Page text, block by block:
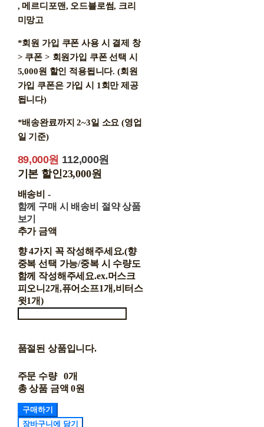
, 메르디포맨, 오드블로썸, 크리
미망고
*회원 가입 쿠폰 사용 시 결제 창
> 쿠폰 > 회원가입 쿠폰 선택 시
5,000원 할인 적용됩니다. (회원
가입 쿠폰은 가입 시 1회만 제공
됩니다)
*배송완료까지 2~3일 소요 (영업
일 기준)
89,000원 112,000원
기본 할인23,000원
배송비 -
함께 구매 시 배송비 절약 상품
보기
추가 금액
향 4가지 꼭 작성해주세요.(향
중복 선택 가능/중복 시 수량도
함께 작성해주세요.ex.머스크
피오니2개,퓨어소프1개,비터스
윗1개)
품절된 상품입니다.
주문 수량
0개
총 상품 금액 0원
구매하기
장바구니에 담기